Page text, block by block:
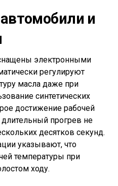
и
электронными
регулируют
масла даже при
синтетических
достижение рабочей
прогрев не
десятков секунд.
указывают, что
температуры при
ходу.